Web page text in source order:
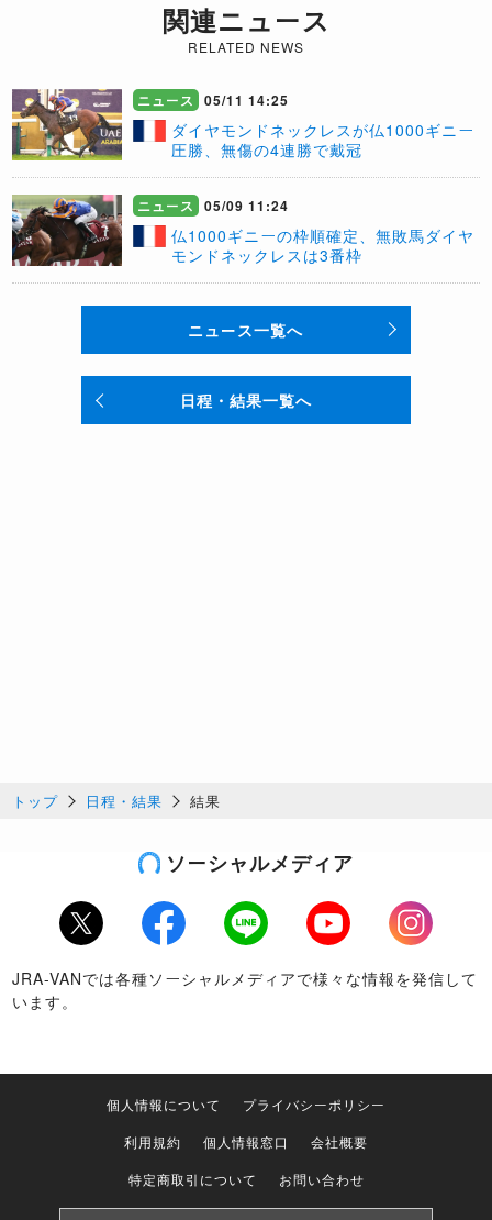
関連ニュース
RELATED NEWS
ニュース 05/11 14:25
ダイヤモンドネックレスが仏1000ギニー
圧勝、無傷の4連勝で戴冠
ニュース 05/09 11:24
仏1000ギニーの枠順確定、無敗馬ダイヤ
モンドネックレスは3番枠
ニュース一覧へ
日程・結果一覧へ
トップ 日程・結果 結果
ソーシャルメディア
Twitter Facebook LINE Youtube
Instagram
JRA-VANでは各種ソーシャルメディアで様々な情報を発信して
います。
個人情報について
プライバシーポリシー
利用規約
個人情報窓口
会社概要
特定商取引について
お問い合わせ